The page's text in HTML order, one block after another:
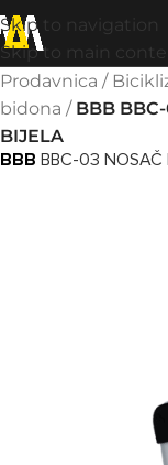
Skip to navigation
Skip to main
Prodavnica /
bidona / BBB
BIJELA
BBB BBC-03 NOSAČ